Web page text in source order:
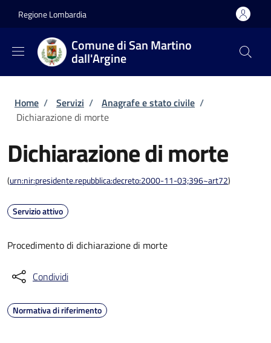
Regione Lombardia
Comune di San Martino
dall'Argine
Briciole di pane
Home / Servizi / Anagrafe e stato civile /
Dichiarazione di morte
Dichiarazione di morte
(urn:nir:presidente.repubblica:decreto:2000-11-03;396~art72)
Servizio attivo
Procedimento di dichiarazione di morte
Condividi
Normativa di riferimento